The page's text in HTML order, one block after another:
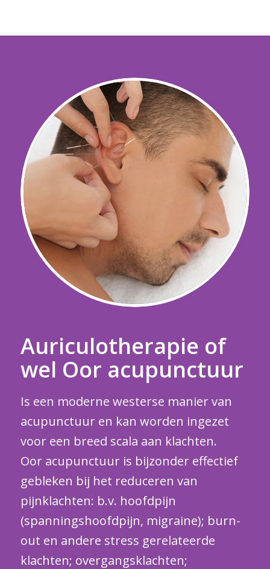
Auriculotherapie of
wel Oor acupunctuur
Is een moderne westerse manier van
acupunctuur en kan worden ingezet
voor een breed scala aan klachten.
Oor acupunctuur is bijzonder effectief
gebleken bij het reduceren van
pijnklachten: b.v. hoofdpijn
(spanningshoofdpijn, migraine); burn-
out en andere stress gerelateerde
klachten; overgangsklachten;